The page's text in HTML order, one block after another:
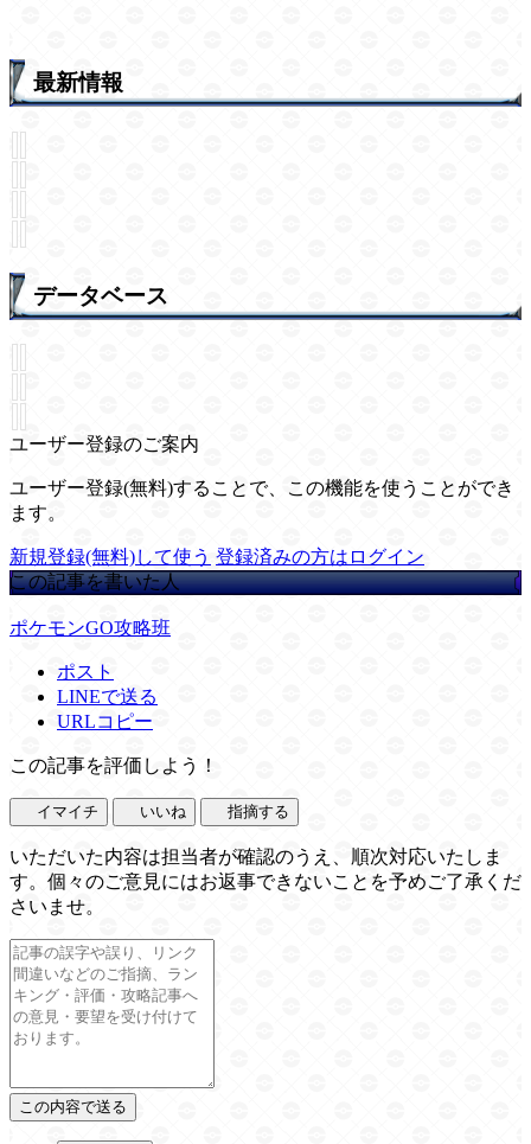
最新情報
データベース
ユーザー登録のご案内
ユーザー登録(無料)することで、この機能を使うことができ
ます。
新規登録(無料)して使う 登録済みの方はログイン
この記事を書いた人
ポケモンGO攻略班
ポスト
LINEで送る
URLコピー
この記事を評価しよう！
イマイチ いいね 指摘する
いただいた内容は担当者が確認のうえ、順次対応いたしま
す。個々のご意見にはお返事できないことを予めご了承くだ
さいませ。